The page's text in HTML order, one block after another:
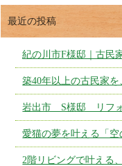
最近の投稿
紀の川市F様邸｜古民
築40年以上の古民家
岩出市 S様邸 リフ
愛猫の夢を叶える「空
2階リビングで叶える